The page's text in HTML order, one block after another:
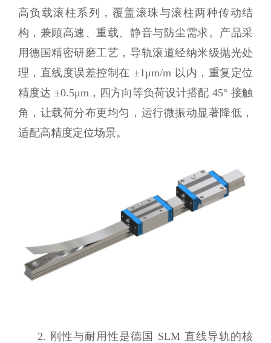
高负载滚柱系列，覆盖滚珠与滚柱两种传动结
构，兼顾高速、重载、静音与防尘需求。产品采
用德国精密研磨工艺，导轨滚道经纳米级抛光处
理，直线度误差控制在 ±1μm/m 以内，重复定位
精度达 ±0.5μm，四方向等负荷设计搭配 45° 接触
角，让载荷分布更均匀，运行微振动显著降低，
适配高精度定位场景。
2. 刚性与耐用性是德国 SLM 直线导轨的核